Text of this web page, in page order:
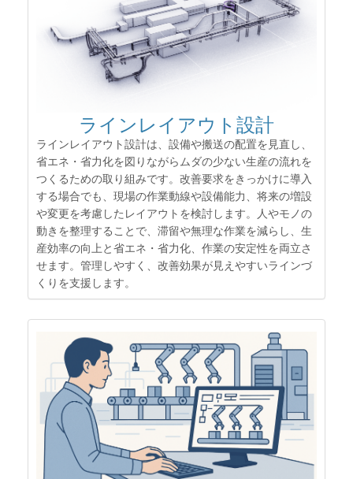
ラインレイアウト設計
ラインレイアウト設計は、設備や搬送の配置を見直し、
省エネ・省力化を図りながらムダの少ない生産の流れを
つくるための取り組みです。改善要求をきっかけに導入
する場合でも、現場の作業動線や設備能力、将来の増設
や変更を考慮したレイアウトを検討します。人やモノの
動きを整理することで、滞留や無理な作業を減らし、生
産効率の向上と省エネ・省力化、作業の安定性を両立さ
せます。管理しやすく、改善効果が見えやすいラインづ
くりを支援します。